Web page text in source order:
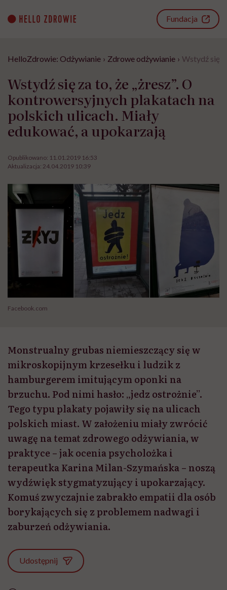
content
Fundacja
HelloZdrowie: Odżywianie › Zdrowe odżywianie › Wstydź się
Wstydź się za to, że „żresz”. O
kontrowersyjnych plakatach na
polskich ulicach. Miały
edukować, a upokarzają
Opublikowano: 11.01.2019 16:53
Aktualizacja: 24.04.2019 10:39
Facebook.com
Monstrualny grubas niemieszczący się w
mikroskopijnym krzesełku i ludzik z
hamburgerem imitującym oponki na
brzuchu. Pod nimi hasło: „jedz ostrożnie”.
Tego typu plakaty pojawiły się na ulicach
polskich miast. W założeniu miały zwrócić
uwagę na temat zdrowego odżywiania, w
praktyce – jak ocenia psycholożka i
terapeutka Karina Milan-Szymańska – noszą
wydźwięk stygmatyzujący i upokarzający.
Komuś zwyczajnie zabrakło empatii dla osób
borykających się z problemem nadwagi i
zaburzeń odżywiania.
Udostępnij